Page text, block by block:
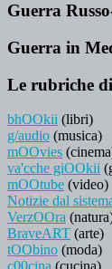
Guerra
Guerra in
Le rubriche
bhOOkii (libri)
g/audio (musica)
mOOvies
va'cche giOOkii
mOOtube (video)
Notizie dal
VerzOOra
BraveART (arte)
tOObino (moda)